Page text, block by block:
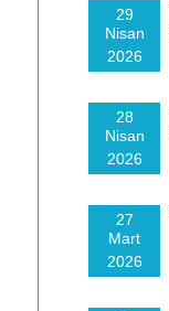
Hakkımızda
Hizmetlerimiz
29
Nisan
2026
28
Nisan
2026
27
Mart
2026